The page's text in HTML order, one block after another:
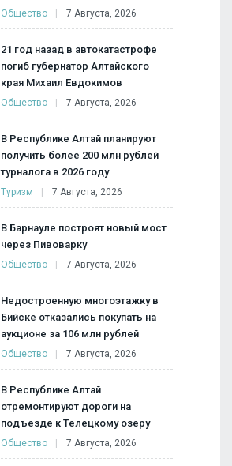
Общество 7 Августа, 2026
21 год назад в автокатастрофе
погиб губернатор Алтайского
края Михаил Евдокимов
Общество 7 Августа, 2026
В Республике Алтай планируют
получить более 200 млн рублей
турналога в 2026 году
Туризм 7 Августа, 2026
В Барнауле построят новый мост
через Пивоварку
Общество 7 Августа, 2026
Недостроенную многоэтажку в
Бийске отказались покупать на
аукционе за 106 млн рублей
Общество 7 Августа, 2026
В Республике Алтай
отремонтируют дороги на
подъезде к Телецкому озеру
Общество 7 Августа, 2026